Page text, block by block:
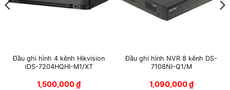
Đầu ghi hình 4 kênh Hikvision
iDS-7204HQHI-M1/XT
1,500,000₫
Đầu ghi hình NVR 8 kênh DS-
7108NI-Q1/M
1,090,000₫